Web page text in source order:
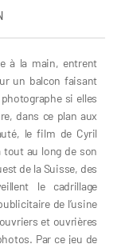
à la main, entrent
un balcon faisant
si elles
dans ce plan aux
le film de Cyril
tout au long de son
de la Suisse, des
le cadrillage
de l’usine
et ouvrières
Par ce jeu de